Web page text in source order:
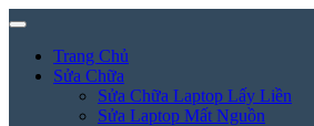
Trang Chủ
Sửa Chữa
Sửa Chữa Laptop Lấy Liền
Sửa Laptop Mất Nguồn